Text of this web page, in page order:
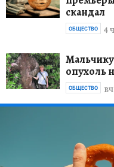
скандал
4
ОБЩЕСТВО
опухоль
ОБЩЕСТВО